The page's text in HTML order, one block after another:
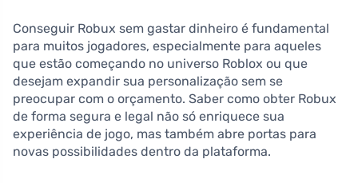
Conseguir Robux sem gastar dinheiro é fundamental
para muitos jogadores, especialmente para aqueles
que estão começando no universo Roblox ou que
desejam expandir sua personalização sem se
preocupar com o orçamento. Saber como obter Robux
de forma segura e legal não só enriquece sua
experiência de jogo, mas também abre portas para
novas possibilidades dentro da plataforma.